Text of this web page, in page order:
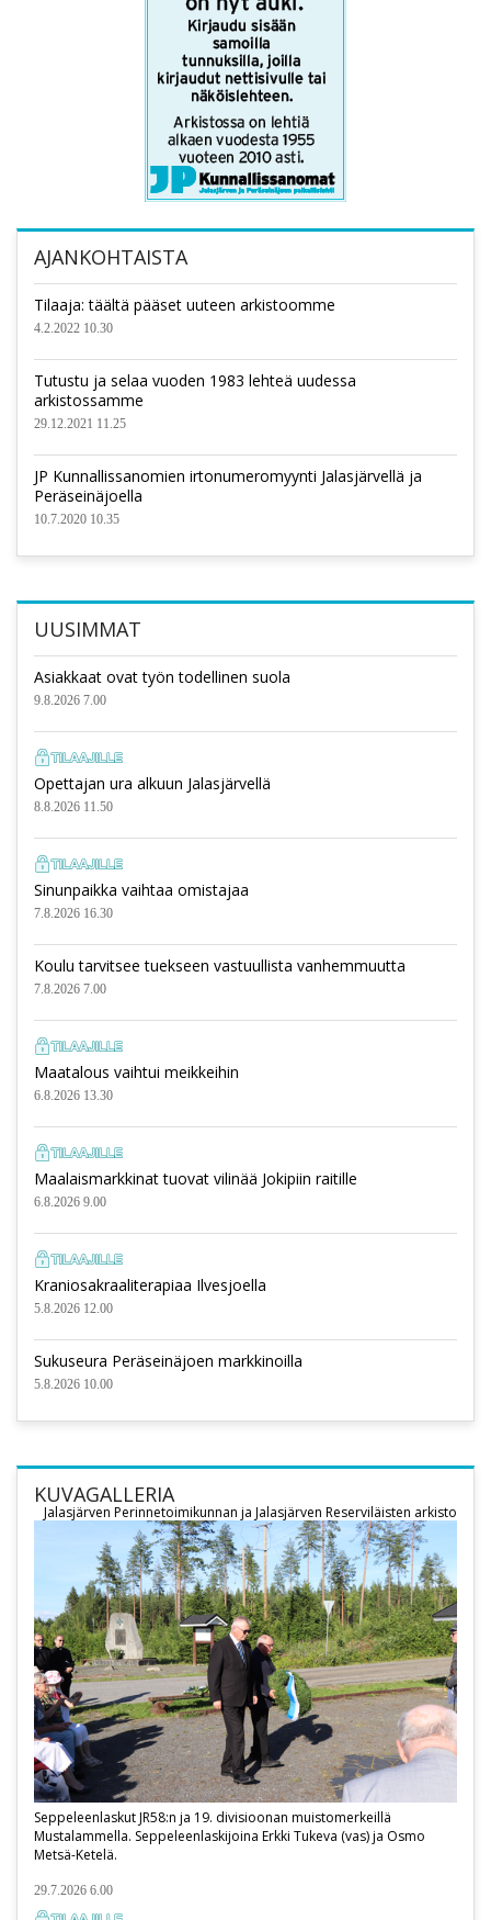
AJANKOHTAISTA
Tilaaja: täältä pääset uuteen arkistoomme
4.2.2022 10.30
Tutustu ja selaa vuoden 1983 lehteä uudessa
arkistossamme
29.12.2021 11.25
JP Kunnallissanomien irtonumeromyynti Jalasjärvellä ja
Peräseinäjoella
10.7.2020 10.35
UUSIMMAT
Asiakkaat ovat työn todellinen suola
9.8.2026 7.00
Opettajan ura alkuun Jalasjärvellä
8.8.2026 11.50
Sinunpaikka vaihtaa omistajaa
7.8.2026 16.30
Koulu tarvitsee tuekseen vastuullista vanhemmuutta
7.8.2026 7.00
Maatalous vaihtui meikkeihin
6.8.2026 13.30
Maalaismarkkinat tuovat vilinää Jokipiin raitille
6.8.2026 9.00
Kraniosakraaliterapiaa Ilvesjoella
5.8.2026 12.00
Sukuseura Peräseinäjoen markkinoilla
5.8.2026 10.00
KUVAGALLERIA
Seppeleenlaskut JR58:n ja 19. divisioonan muistomerkeillä
Mustalammella. Seppeleenlaskijoina Erkki Tukeva (vas) ja Osmo
Metsä-Ketelä.
Jalasjärven Perinnetoimikunnan ja Jalasjärven Reserviläisten arkisto
29.7.2026 6.00